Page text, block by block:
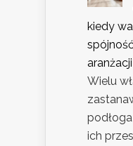
kiedy
Wielu
ich